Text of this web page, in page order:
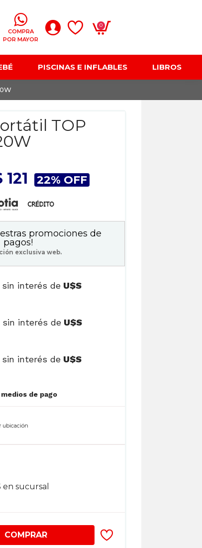
COMPRA
POR MAYOR
0
PISCINAS E INFLABLES LIBROS
TOP
121 22% OFF
COMPRAR
ubicación
en sucursal
promociones de
pagos!
exclusiva web.
interés de U$S
interés de U$S
interés de U$S
Ver cuotas y todos los medios de pago